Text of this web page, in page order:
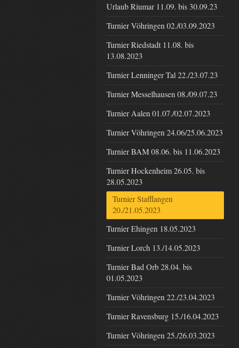
Urlaub Riumar 11.09. bis 30.09.23
Turnier Vöhringen 02./03.09.2023
Turnier Riedstadt 11.08. bis
13.08.2023
Turnier Lenninger Tal 22./23.07.23
Turnier Messelhausen 08./09.07.23
Turnier Aalen 01.07./02.07.2023
Turnier Vöhringen 24.06/25.06.2023
Turnier BAM 08.06. bis 11.06.2023
Turnier Hockenheim 26.05. bis
28.05.2023
Turnier Stafflangen
20./21.05.2023
Turnier Ehingen 18.05.2023
Turnier Lorch 13./14.05.2023
Turnier Bad Orb 28.04. bis
01.05.2023
Turnier Vöhringen 22./23.04.2023
Turnier Ravensburg 15./16.04.2023
Turnier Vöhringen 25./26.03.2023